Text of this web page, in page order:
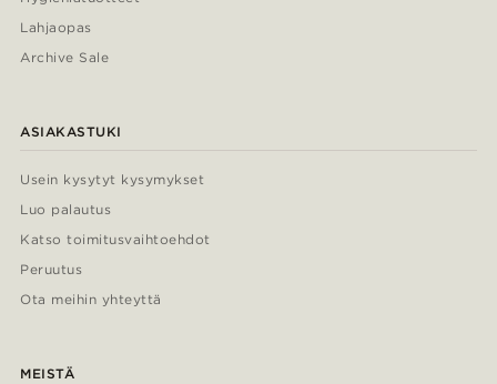
Lahjaopas
Archive Sale
ASIAKASTUKI
Usein kysytyt kysymykset
Luo palautus
Katso toimitusvaihtoehdot
Peruutus
Ota meihin yhteyttä
MEISTÄ